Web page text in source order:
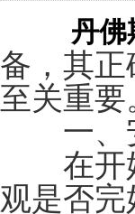
丹佛
备，其
至关重
一、
在开始
观是否